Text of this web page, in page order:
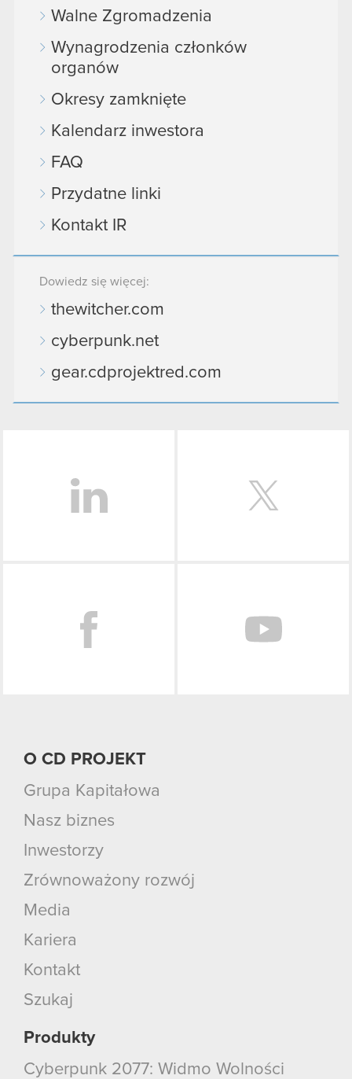
Walne Zgromadzenia
Wynagrodzenia członków
organów
Okresy zamknięte
Kalendarz inwestora
FAQ
Przydatne linki
Kontakt IR
Dowiedz się więcej:
thewitcher.com
cyberpunk.net
gear.cdprojektred.com
O CD PROJEKT
Grupa Kapitałowa
Nasz biznes
Inwestorzy
Zrównoważony rozwój
Media
Kariera
Kontakt
Szukaj
Produkty
Cyberpunk 2077: Widmo Wolności